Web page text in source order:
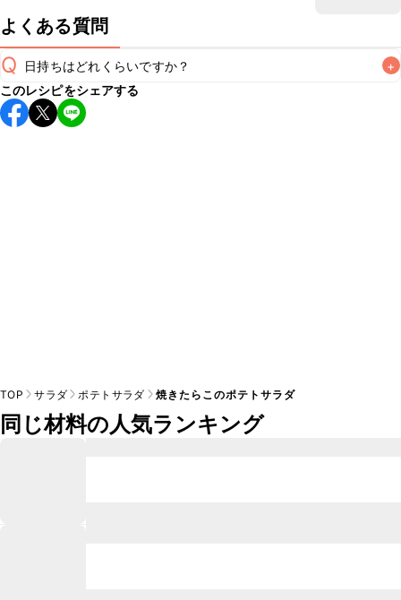
よくある質問
Q 日持ちはどれくらいですか？ +
保存期間は冷蔵で当日中が目安です。なるべくお早めにお召
し上がりください。
このレシピをシェアする
TOP サラダ ポテトサラダ 焼きたらこのポテトサラダ
同じ材料の人気ランキング